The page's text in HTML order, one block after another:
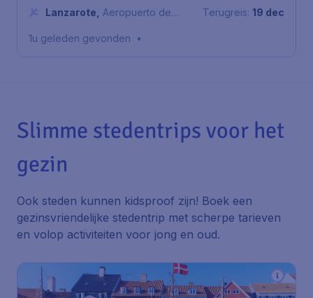
Schiphol
Lanzarote
Aeropuerto de
Terugreis: 19 dec
1u geleden gevonden •
Slimme stedentrips voor het
gezin
Ook steden kunnen kidsproof zijn! Boek een
gezinsvriendelijke stedentrip met scherpe tarieven
en volop activiteiten voor jong en oud.